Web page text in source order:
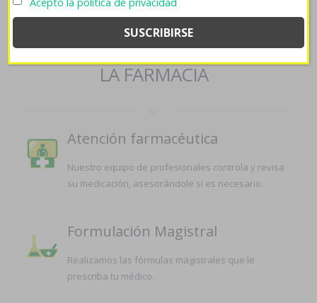
Comprar lioresal 10
SERVICIOS QUE OFRECEMOS EN
LA FARMACIA
Atención farmacéutica
Nuestro equipo de profesionales controla y revisa
su medicación, asesorándole si es necesario.
Formulación Magistral
Realizamos las fórmulas magistrales que le
prescriba tu médico.